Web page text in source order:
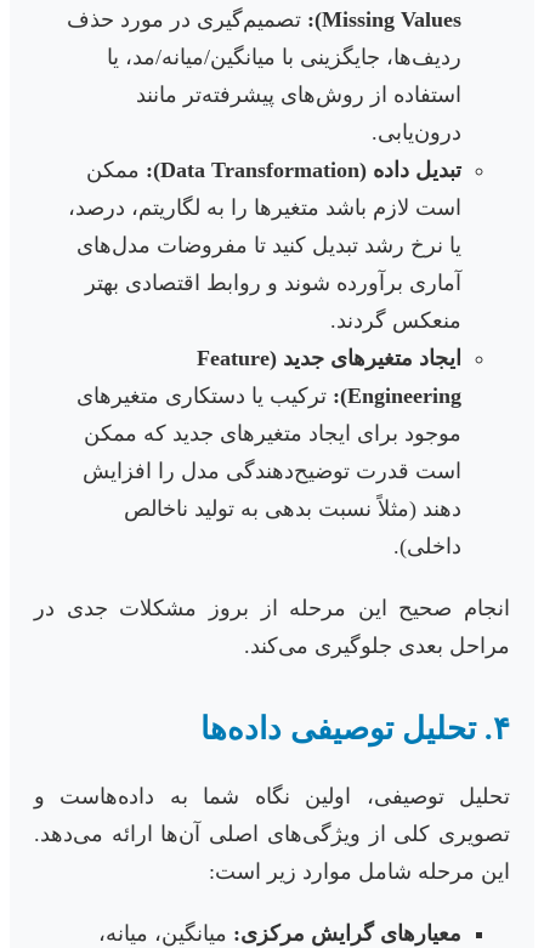
Missing Values):
تصمیم‌گیری در مورد حذف
ردیف‌ها، جایگزینی با میانگین/میانه/مد، یا
استفاده از روش‌های پیشرفته‌تر مانند
درون‌یابی.
تبدیل داده (Data Transformation):
ممکن
است لازم باشد متغیرها را به لگاریتم، درصد،
یا نرخ رشد تبدیل کنید تا مفروضات مدل‌های
آماری برآورده شوند و روابط اقتصادی بهتر
منعکس گردند.
ایجاد متغیرهای جدید (Feature
Engineering):
ترکیب یا دستکاری متغیرهای
موجود برای ایجاد متغیرهای جدید که ممکن
است قدرت توضیح‌دهندگی مدل را افزایش
دهند (مثلاً نسبت بدهی به تولید ناخالص
داخلی).
انجام صحیح این مرحله از بروز مشکلات جدی در
مراحل بعدی جلوگیری می‌کند.
۴. تحلیل توصیفی داده‌ها
تحلیل توصیفی، اولین نگاه شما به داده‌هاست و
تصویری کلی از ویژگی‌های اصلی آن‌ها ارائه می‌دهد.
این مرحله شامل موارد زیر است:
معیارهای گرایش مرکزی: میانگین، میانه،